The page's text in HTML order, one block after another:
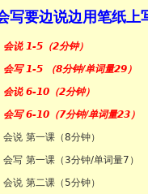
写要边说边用笔纸上
会说 1-5（2分钟）
会写 1-5 （8分钟/单词量29）
会说 6-10（2分钟）
会写 6-10（7分钟/单词量23）
会说 第一课（8分钟）
会写 第一课（3分钟/单词量7）
会说 第二课（5分钟）